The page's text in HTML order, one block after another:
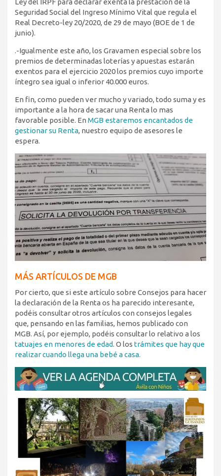
Ley del IRPF para declarar exenta la prestación de la
Seguridad Social del Ingreso Mínimo Vital que regula el
Real Decreto-ley 20/2020, de 29 de mayo (BOE de 1 de
junio).
.-Igualmente este año, los Gravamen especial sobre los
premios de determinadas loterías y apuestas estarán
exentos para el ejercicio 2020 los premios cuyo importe
íntegro sea igual o inferior 40.000 euros.
En fin, como pueden ver mucho y variado, todo suma y es
importante a la hora de sacar una Renta lo mas
favorable posible. En MGB estaremos encantados de
gestionar su Renta, nuestro equipo de asesores le
espera.
MÁS ARTÍCULOS DE MGB
Por cierto, que si este artículo sobre Consejos para hacer
la declaración de la Renta os ha parecido interesante,
podéis consultar otros artículos con consejos legales
que, pensando en las familias, hemos publicado con
MGB. Así, por ejemplo, podéis consultar lo relativo a los
tatuajes en menores de edad. O los trámites que hay que
realizar cuando llega una bebé a casa.